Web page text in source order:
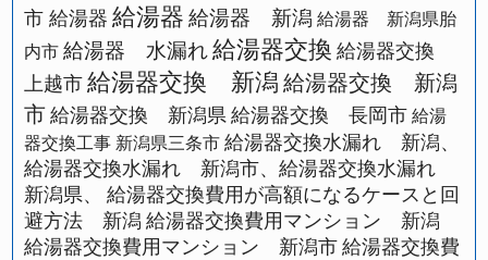
市 給湯器 給湯器 給湯器 新潟 給湯器 新潟県胎
内市 給湯器 水漏れ 給湯器交換 給湯器交換
上越市 給湯器交換 新潟 給湯器交換 新潟
市 給湯器交換 新潟県 給湯器交換 長岡市 給湯
器交換工事 新潟県三条市 給湯器交換水漏れ 新潟、
給湯器交換水漏れ 新潟市、給湯器交換水漏れ
新潟県、
給湯器交換費用が高額になるケースと回
避方法 新潟 給湯器交換費用マンション 新潟
給湯器交換費用マンション 新潟市 給湯器交換費